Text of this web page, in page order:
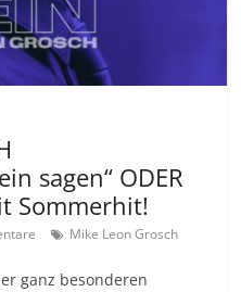
sagen“ ODER
Sommerhit!
Mike Leon Grosch
ganz besonderen